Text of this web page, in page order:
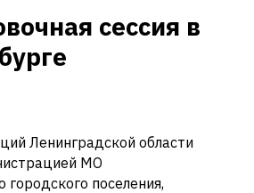
сессия в
Ленинградской области
МО
городского поселения,